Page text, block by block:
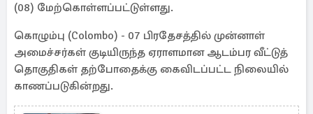
(08) மேற்கொள்ளப்பட்டுள்ளது.
கொழும்பு (Colombo) - 07 பிரதேசத்தில் முன்னாள்
அமைச்சர்கள் குடியிருந்த ஏராளமான ஆடம்பர வீட்டுத்
தொகுதிகள் தற்போதைக்கு கைவிடப்பட்ட நிலையில்
காணப்படுகின்றது.